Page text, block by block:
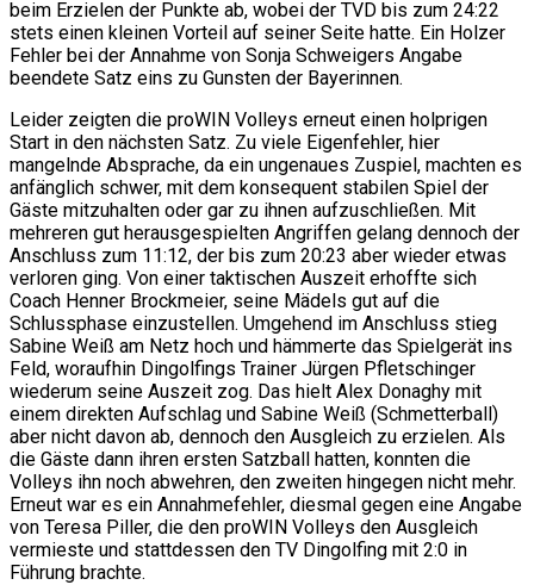
beim Erzielen der Punkte ab, wobei der TVD bis zum 24:22
stets einen kleinen Vorteil auf seiner Seite hatte. Ein Holzer
Fehler bei der Annahme von Sonja Schweigers Angabe
beendete Satz eins zu Gunsten der Bayerinnen.
Leider zeigten die proWIN Volleys erneut einen holprigen
Start in den nächsten Satz. Zu viele Eigenfehler, hier
mangelnde Absprache, da ein ungenaues Zuspiel, machten es
anfänglich schwer, mit dem konsequent stabilen Spiel der
Gäste mitzuhalten oder gar zu ihnen aufzuschließen. Mit
mehreren gut herausgespielten Angriffen gelang dennoch der
Anschluss zum 11:12, der bis zum 20:23 aber wieder etwas
verloren ging. Von einer taktischen Auszeit erhoffte sich
Coach Henner Brockmeier, seine Mädels gut auf die
Schlussphase einzustellen. Umgehend im Anschluss stieg
Sabine Weiß am Netz hoch und hämmerte das Spielgerät ins
Feld, woraufhin Dingolfings Trainer Jürgen Pfletschinger
wiederum seine Auszeit zog. Das hielt Alex Donaghy mit
einem direkten Aufschlag und Sabine Weiß (Schmetterball)
aber nicht davon ab, dennoch den Ausgleich zu erzielen. Als
die Gäste dann ihren ersten Satzball hatten, konnten die
Volleys ihn noch abwehren, den zweiten hingegen nicht mehr.
Erneut war es ein Annahmefehler, diesmal gegen eine Angabe
von Teresa Piller, die den proWIN Volleys den Ausgleich
vermieste und stattdessen den TV Dingolfing mit 2:0 in
Führung brachte.